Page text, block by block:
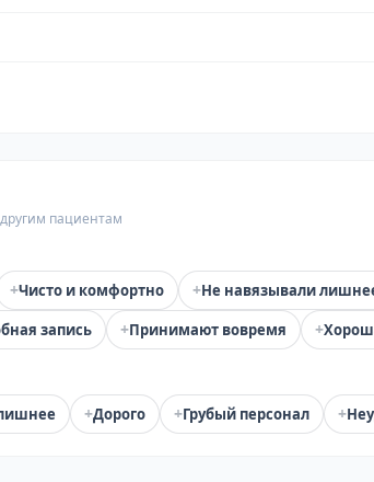
пациентам
+Чисто и комфортно +Не навязывали
запись +Принимают вовремя +
+Дорого +Грубый персонал +